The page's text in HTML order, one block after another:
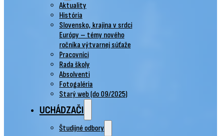
Aktuality
História
Slovensko, krajina v srdci
Európy – témy nového
ročníka výtvarnej súťaže
Pracovníci
Rada školy
Absolventi
Fotogaléria
Starý web (do 09/2025)
UCHÁDZAČI
Študijné odbory